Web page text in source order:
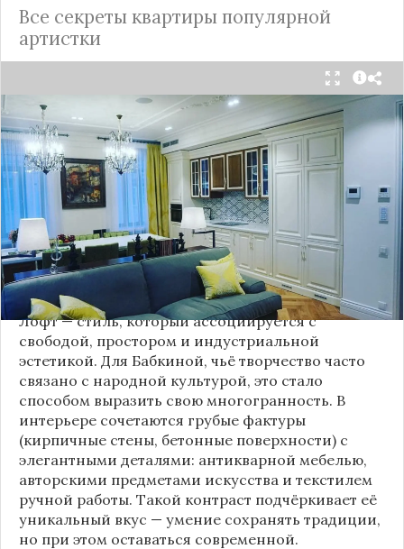
Все секреты квартиры популярной
артистки
Народная артисткаРоссииНадежда Бабкина,
известная своей любовью к традиционному
стилю и народной эстетике, удивила
поклонников, выбрав для своей новой
московской квартиры современный стиль лофт.
Это решение стало настоящим откровением,
демонстрирующим её умение сочетать классику
и актуальные тенденции. Подробности о
проекте раскрывает канал “DOMEO | РЕМОНТ
КВАРТИР | НЕДВИЖИМОСТЬ” 2.
Лофт — стиль, который ассоциируется с
свободой, простором и индустриальной
эстетикой. Для Бабкиной, чьё творчество часто
связано с народной культурой, это стало
способом выразить свою многогранность. В
интерьере сочетаются грубые фактуры
(кирпичные стены, бетонные поверхности) с
элегантными деталями: антикварной мебелью,
авторскими предметами искусства и текстилем
ручной работы. Такой контраст подчёркивает её
уникальный вкус — умение сохранять традиции,
но при этом оставаться современной.